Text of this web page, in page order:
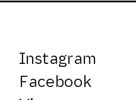
Instagram
Facebook